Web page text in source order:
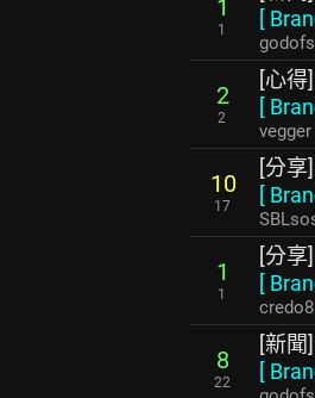
1
1
[
2
2
[心
[
vegger
10
17
[分
[
1
1
[分享
[
credo8
8
22
[新
[